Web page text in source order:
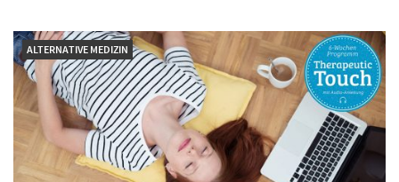
ALTERNATIVE MEDIZIN